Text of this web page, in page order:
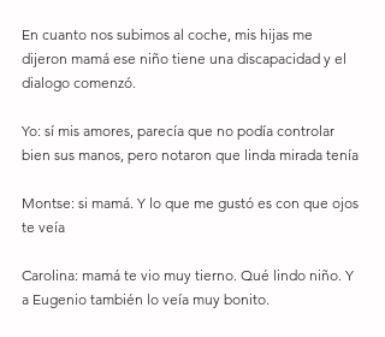
En cuanto nos subimos al coche, mis hijas me
dijeron mamá ese niño tiene una discapacidad y el
dialogo comenzó.
Yo: sí mis amores, parecía que no podía controlar
bien sus manos, pero notaron que linda mirada tenía
Montse: si mamá. Y lo que me gustó es con que ojos
te veía
Carolina: mamá te vio muy tierno. Qué lindo niño. Y
a Eugenio también lo veía muy bonito.